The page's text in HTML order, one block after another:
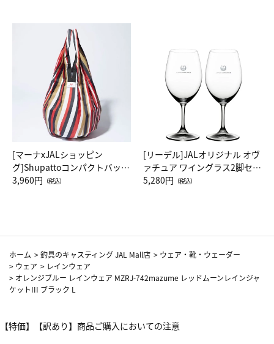
[マーナxJALショッピン
グ]Shupattoコンパクトバッグ
Drop JAL客室乗務員（LC）ス
3,960円 （税込）
[リーデル]JALオリジナル オヴ
ァチュア ワイングラス2脚セッ
ト（レッドワイン）
5,280円 （税込）
ホーム >釣具のキャスティング JAL Mall店 > ウェア・靴・ウェーダー
> ウェア > レインウェア
> オレンジブルー レインウェア MZRJ-742mazume レッドムーンレインジャ
ケットIII ブラック L
【特価】【訳あり】商品ご購入においての注意